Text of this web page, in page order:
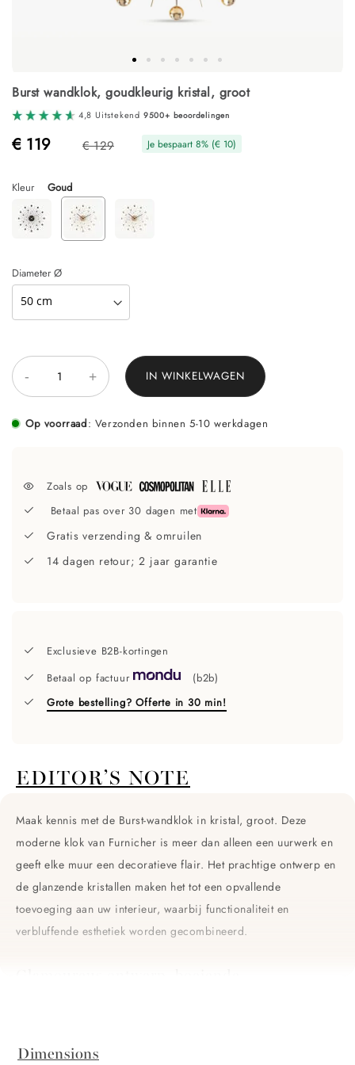
Burst wandklok, goudkleurig kristal, groot
4,8 Uitstekend 9500+ beoordelingen
€ 119 € 129 Je bespaart 8% (€ 10)
Kleur Goud
Diameter Ø
- + IN WINKELWAGEN
Op voorraad: Verzonden binnen 5-10 werkdagen
Zoals op
Betaal pas over 30 dagen met
Gratis verzending & omruilen
14 dagen retour; 2 jaar garantie
Exclusieve B2B-kortingen
Betaal op factuur
(b2b)
Grote bestelling? Offerte in 30 min!
naar
het
begin
van
de
gallerij
EDITOR’S NOTE
Maak kennis met de Burst-wandklok in kristal, groot. Deze
moderne klok van Furnicher is meer dan alleen een uurwerk en
geeft elke muur een decoratieve flair. Het prachtige ontwerp en
de glanzende kristallen maken het tot een opvallende
toevoeging aan uw interieur, waarbij functionaliteit en
verbluffende esthetiek worden gecombineerd.
luxueus tintje geven aan de moderne uitstraling. Deze klok is
Dimensions